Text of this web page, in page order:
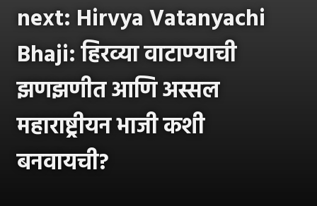
next: Hirvya Vatanyachi
Bhaji: हिरव्या वाटाण्याची
झणझणीत आणि अस्सल
महाराष्ट्रीयन भाजी कशी
बनवायची?